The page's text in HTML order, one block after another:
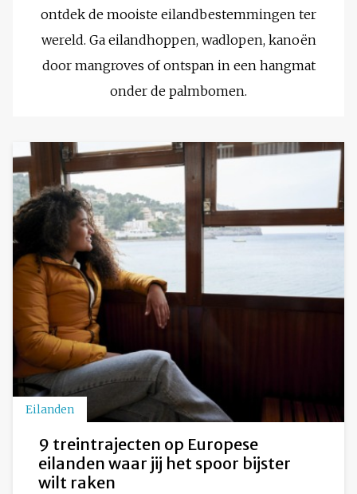
ontdek de mooiste eilandbestemmingen ter
wereld. Ga eilandhoppen, wadlopen, kanoën
door mangroves of ontspan in een hangmat
onder de palmbomen.
Eilanden
9 treintrajecten op Europese
eilanden waar jij het spoor bijster
wilt raken